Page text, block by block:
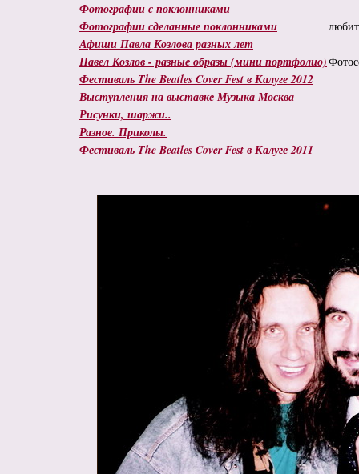
Фотографии с поклонниками
Фотографии сделанные поклонниками
Афиши Павла Козлова разных лет
Павел Козлов - разные образы (мини портфолио)
Фестиваль The Beatles Cover Fest в Калуге 2012
Выступления на выставке Музыка Москва
Рисунки, шаржи..
Разное. Приколы.
Фестиваль The Beatles Cover Fest в Калуге 2011